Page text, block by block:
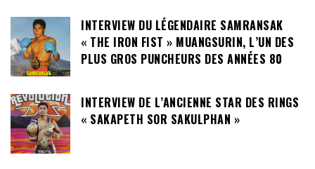
INTERVIEW DU LÉGENDAIRE SAMRANSAK
« THE IRON FIST » MUANGSURIN, L’UN DES
PLUS GROS PUNCHEURS DES ANNÉES 80
INTERVIEW DE L’ANCIENNE STAR DES RINGS
« SAKAPETH SOR SAKULPHAN »